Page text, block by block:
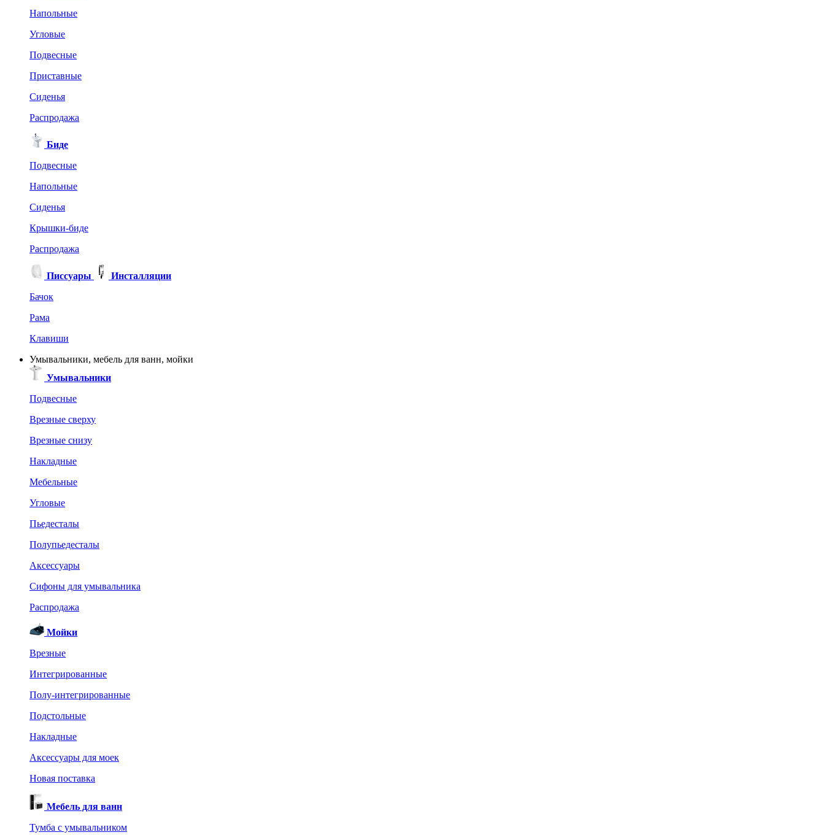
Напольные
Угловые
Подвесные
Приставные
Сиденья
Распродажа
Биде
Подвесные
Напольные
Сиденья
Крышки-биде
Распродажа
Писсуары
Инсталляции
Бачок
Рама
Клавиши
Умывальники, мебель для ванн, мойки
Умывальники
Подвесные
Врезные сверху
Врезные снизу
Накладные
Мебельные
Угловые
Пьедесталы
Полупьедесталы
Аксессуары
Сифоны для умывальника
Распродажа
Мойки
Врезные
Интегрированные
Полу-интегрированные
Подстольные
Накладные
Аксессуары для моек
Новая поставка
Мебель для ванн
Тумба с умывальником